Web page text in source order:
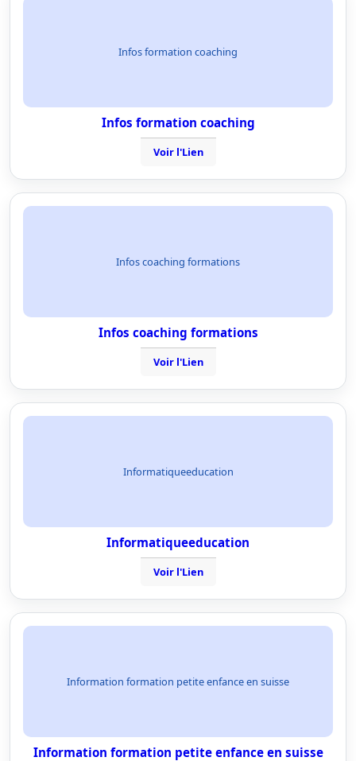
Infos formation coaching
Infos formation coaching
Voir l'Lien
Infos coaching formations
Infos coaching formations
Voir l'Lien
Informatiqueeducation
Informatiqueeducation
Voir l'Lien
Information formation petite enfance en suisse
Information formation petite enfance en suisse